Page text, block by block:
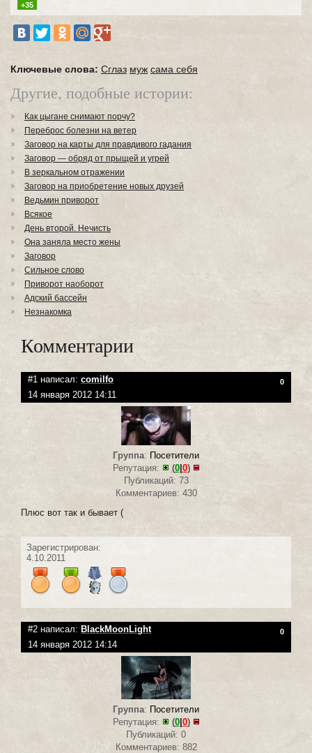
+35
Ключевые слова: Сглаз муж сама себя
Другие, подобные истории:
Как цыгане снимают порчу?
Переброс болезни на ветер
Заговор на карты для правдивого гадания
Заговор — обряд от прыщей и угрей
В зеркальном отражении
Заговор на приобретение новых друзей
Ведьмин приворот
Всякое
День второй. Нечисть
Она заняла место жены
Заговор
Сильное слово
Приворот наоборот
Адский бассейн
Незнакомка
Комментарии
#1 написал: сomilfo 0
14 января 2012 14:11
Группа: Посетители
Репутация:
(0| 0)
Публикаций: 73
Комментариев: 430
Плюс вот так и бывает (
Зарегистрирован:
4.10.2011
#2 написал: BlackMoonLight 0
14 января 2012 14:14
Группа: Посетители
Репутация:
(0| 0)
Публикаций: 0
Комментариев: 882